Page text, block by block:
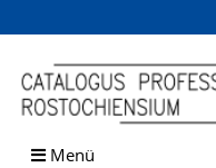
Browsen
direkt zum Inhalt
Menü